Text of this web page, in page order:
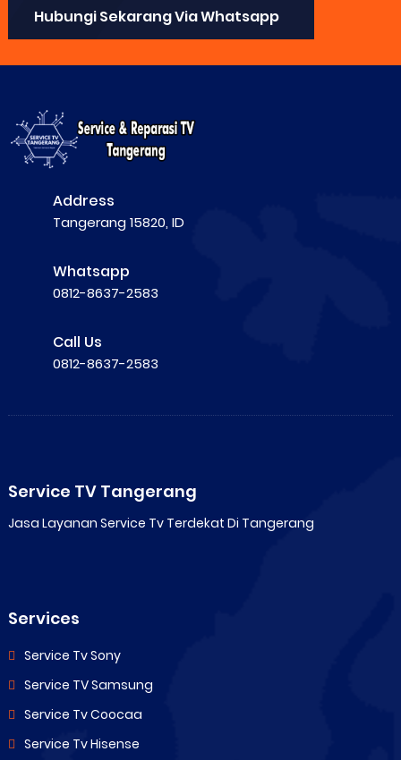
Hubungi Sekarang Via Whatsapp
Address
Tangerang 15820, ID
Whatsapp
0812-8637-2583
Call Us
0812-8637-2583
Service TV Tangerang
Jasa Layanan Service Tv Terdekat Di Tangerang
Services
Service Tv Sony
Service TV Samsung
Service Tv Coocaa
Service Tv Hisense